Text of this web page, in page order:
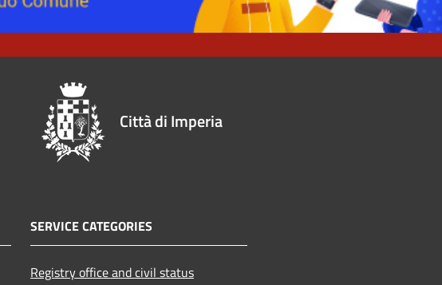
Città di Imperia
SERVICE CATEGORIES
Registry office and civil status